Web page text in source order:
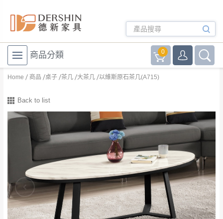
商品分類 0
Home 商品 桌子 茶几 大茶几 以維斯原石茶几(A715)
Back to list